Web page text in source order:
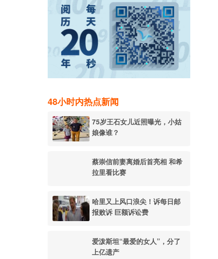
48小时内热点新闻
75岁王石女儿近照曝光，小姑
娘像谁？
蔡崇信前妻离婚后首亮相 和希
拉里看比赛
哈里又上风口浪尖！诉每日邮
报败诉 巨额诉讼费
爱泼斯坦“最爱的女人”，分了
上亿遗产